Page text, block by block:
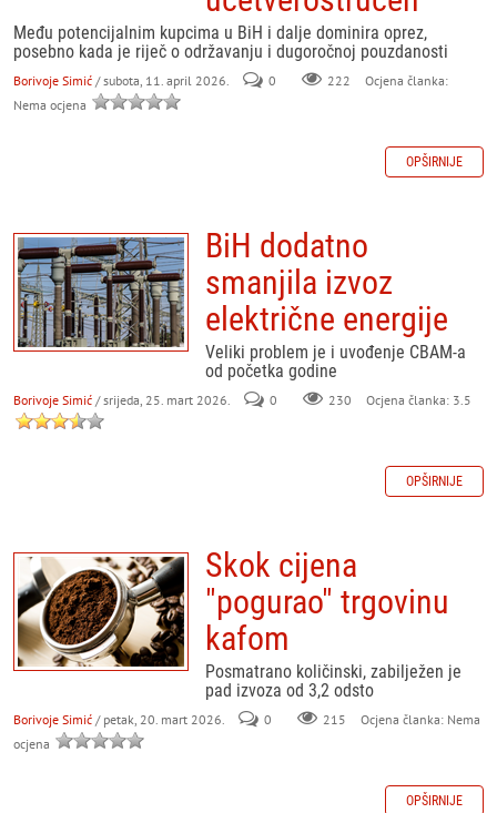
Među potencijalnim kupcima u BiH i dalje dominira oprez,
posebno kada je riječ o održavanju i dugoročnoj pouzdanosti
Borivoje Simić / subota, 11. april 2026. 0 222
Ocjena članka:
Nema ocjena
OPŠIRNIJE
BiH dodatno
smanjila izvoz
električne energije
Veliki problem je i uvođenje CBAM-a
od početka godine
Borivoje Simić / srijeda, 25. mart 2026. 0 230 Ocjena članka: 3.5
OPŠIRNIJE
Skok cijena
"pogurao" trgovinu
kafom
Posmatrano količinski, zabilježen je
pad izvoza od 3,2 odsto
Borivoje Simić / petak, 20. mart 2026. 0 215
Ocjena članka: Nema
ocjena
OPŠIRNIJE